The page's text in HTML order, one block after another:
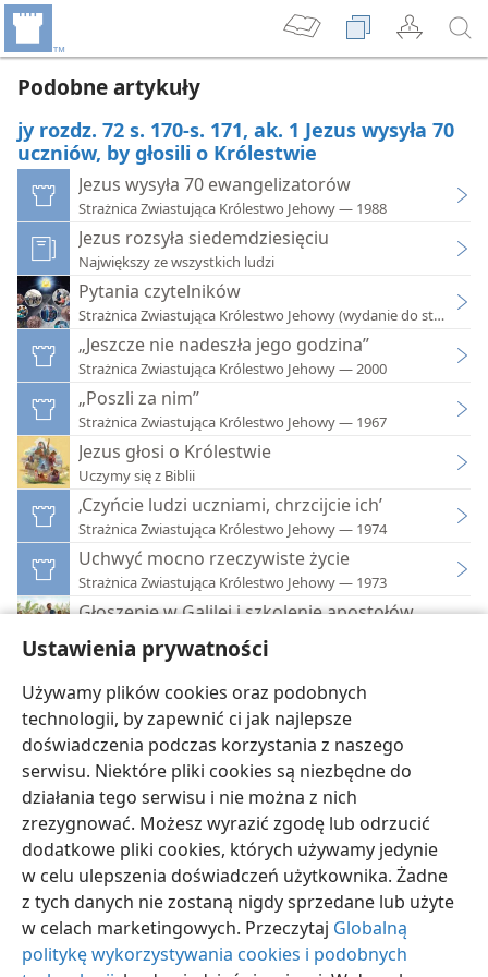
Ustawienia prywatności
Używamy plików cookies oraz podobnych
technologii, by zapewnić ci jak najlepsze
doświadczenia podczas korzystania z naszego
serwisu. Niektóre pliki cookies są niezbędne do
działania tego serwisu i nie można z nich
zrezygnować. Możesz wyrazić zgodę lub odrzucić
dodatkowe pliki cookies, których używamy jedynie
w celu ulepszenia doświadczeń użytkownika. Żadne
z tych danych nie zostaną nigdy sprzedane lub użyte
w celach marketingowych. Przeczytaj Globalną
politykę wykorzystywania cookies i podobnych
Podobne artykuły
jy rozdz. 72 s. 170-s. 171, ak. 1 Jezus wysyła 70
uczniów, by głosili o Królestwie
Jezus wysyła 70 ewangelizatorów
Strażnica Zwiastująca Królestwo Jehowy — 1988
Jezus rozsyła siedemdziesięciu
Największy ze wszystkich ludzi
Pytania czytelników
Strażnica Zwiastująca Królestwo Jehowy (wydanie do studium)
„Jeszcze nie nadeszła jego godzina”
Strażnica Zwiastująca Królestwo Jehowy — 2000
„Poszli za nim”
Strażnica Zwiastująca Królestwo Jehowy — 1967
Jezus głosi o Królestwie
Uczymy się z Biblii
‚Czyńcie ludzi uczniami, chrzcijcie ich’
Strażnica Zwiastująca Królestwo Jehowy — 1974
Uchwyć mocno rzeczywiste życie
Strażnica Zwiastująca Królestwo Jehowy — 1973
Głoszenie w Galilei i szkolenie apostołów
Jezus — droga, prawda i życie
„Idźcie (...) i pozyskujcie uczniów”
„Bądź moim naśladowcą”
polski Ustawienia
Copyright© 2026 Watch Tower Bible and Tract Society of Pennsylvania
Warunki użytkowania Polityka prywatności
Ustawienia prywatności
JW.ORG
Zaloguj